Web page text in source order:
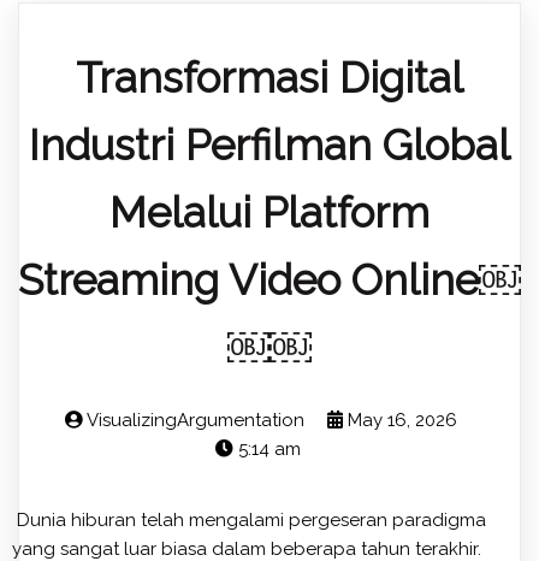
Transformasi Digital
Industri Perfilman Global
Melalui Platform
Streaming Video Online￼
￼￼
VisualizingArgumentation
May 16, 2026
5:14 am
Dunia hiburan telah mengalami pergeseran paradigma
yang sangat luar biasa dalam beberapa tahun terakhir.